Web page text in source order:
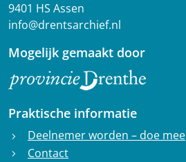
9401 HS Assen
info@drentsarchief.nl
Mogelijk gemaakt door
Praktische informatie
chevron_right Deelnemer worden – doe mee
chevron_right Contact